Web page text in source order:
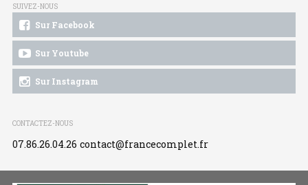
SUIVEZ-NOUS
Sur Facebook
Sur Youtube
Sur Instagram
CONTACTEZ-NOUS
07.86.26.04.26 contact@francecomplet.fr